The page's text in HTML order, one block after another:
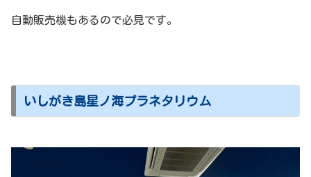
自動販売機もあるので必見です。
いしがき島星ノ海プラネタリウム